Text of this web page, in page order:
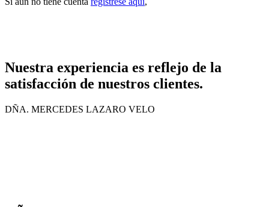
Nuestra experiencia es reflejo de la
satisfacción de nuestros clientes.
DÑA. MERCEDES LAZARO VELO